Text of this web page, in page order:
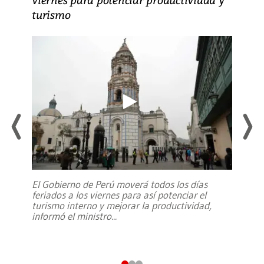
turismo
El Gobierno de Perú moverá todos los días
feriados a los viernes para así potenciar el
turismo interno y mejorar la productividad,
informó el ministro...